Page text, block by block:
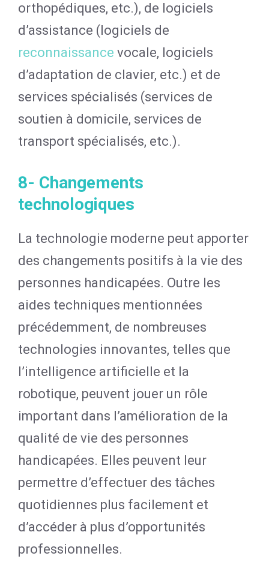
orthopédiques, etc.), de logiciels
d’assistance (logiciels de
reconnaissance vocale, logiciels
d’adaptation de clavier, etc.) et de
services spécialisés (services de
soutien à domicile, services de
transport spécialisés, etc.).
8- Changements
technologiques
La technologie moderne peut apporter
des changements positifs à la vie des
personnes handicapées. Outre les
aides techniques mentionnées
précédemment, de nombreuses
technologies innovantes, telles que
l’intelligence artificielle et la
robotique, peuvent jouer un rôle
important dans l’amélioration de la
qualité de vie des personnes
handicapées. Elles peuvent leur
permettre d’effectuer des tâches
quotidiennes plus facilement et
d’accéder à plus d’opportunités
professionnelles.